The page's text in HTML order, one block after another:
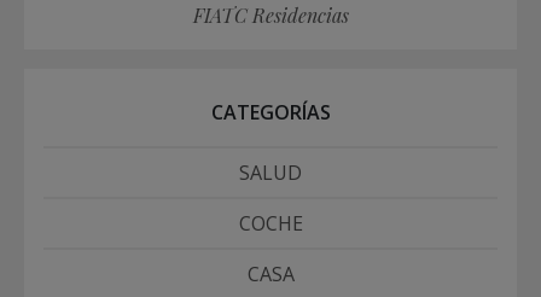
FIATC Residencias
CATEGORÍAS
SALUD
COCHE
CASA